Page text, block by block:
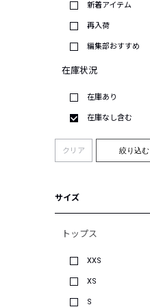
新着アイテム
再入荷
編集部おすすめ
在庫状況
在庫あり
在庫なし含む
クリア 絞り込む
サイズ
トップス
XXS
XS
S